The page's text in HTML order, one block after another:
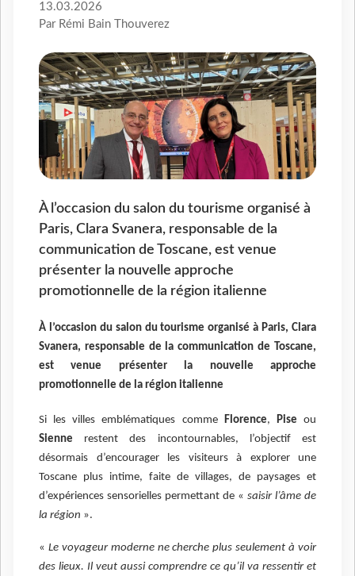
13.03.2026
Par Rémi Bain Thouverez
À l’occasion du salon du tourisme organisé à
Paris, Clara Svanera, responsable de la
communication de Toscane, est venue
présenter la nouvelle approche
promotionnelle de la région italienne
À l’occasion du salon du tourisme organisé à Paris, Clara
Svanera, responsable de la communication de Toscane,
est venue présenter la nouvelle approche
promotionnelle de la région italienne
Si les villes emblématiques comme Florence, Pise ou
Sienne restent des incontournables, l’objectif est
désormais d’encourager les visiteurs à explorer une
Toscane plus intime, faite de villages, de paysages et
d’expériences sensorielles permettant de « saisir l’âme de
la région ».
« Le voyageur moderne ne cherche plus seulement à voir
des lieux. Il veut aussi comprendre ce qu’il va ressentir et